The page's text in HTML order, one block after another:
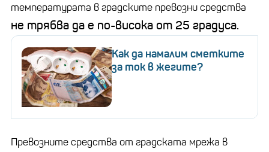
температурата в градските превозни средства
не трябва да е по-висока от 25 градуса.
Как да намалим сметките
за ток в жегите?
Превозните средства от градската мрежа в